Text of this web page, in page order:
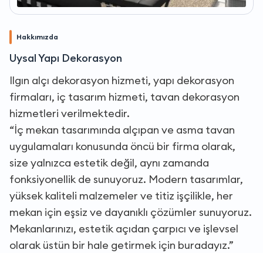
Hakkımızda
Uysal Yapı Dekorasyon
Ilgın alçı dekorasyon hizmeti, yapı dekorasyon
firmaları, iç tasarım hizmeti, tavan dekorasyon
hizmetleri verilmektedir.
“İç mekan tasarımında alçıpan ve asma tavan
uygulamaları konusunda öncü bir firma olarak,
size yalnızca estetik değil, aynı zamanda
fonksiyonellik de sunuyoruz. Modern tasarımlar,
yüksek kaliteli malzemeler ve titiz işçilikle, her
mekan için eşsiz ve dayanıklı çözümler sunuyoruz.
Mekanlarınızı, estetik açıdan çarpıcı ve işlevsel
olarak üstün bir hale getirmek için buradayız.”